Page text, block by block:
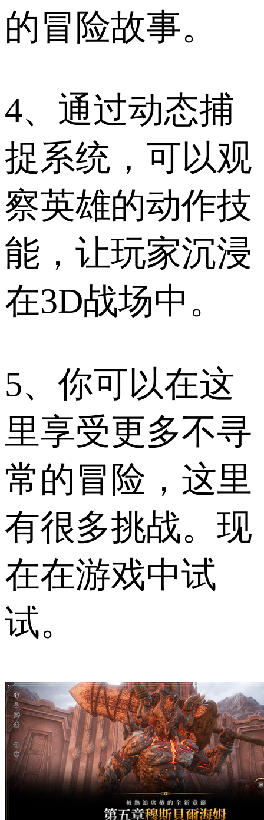
的冒险故事。
4、通过动态捕
捉系统，可以观
察英雄的动作技
能，让玩家沉浸
在3D战场中。
5、你可以在这
里享受更多不寻
常的冒险，这里
有很多挑战。现
在在游戏中试
试。